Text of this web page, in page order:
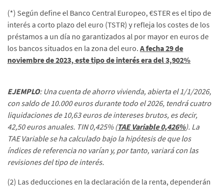
(*) Según define el Banco Central Europeo, €STER es el tipo de
interés a corto plazo del euro (TSTR) y refleja los costes de los
préstamos a un día no garantizados al por mayor en euros de
los bancos situados en la zona del euro. A fecha 29 de
noviembre de 2023, este tipo de interés era del 3,902%
EJEMPLO: Una cuenta de ahorro vivienda, abierta el 1/1/2026,
con saldo de 10.000 euros durante todo el 2026, tendrá cuatro
liquidaciones de 10,63 euros de intereses brutos, es decir,
42,50 euros anuales. TIN 0,425% (TAE Variable 0,426%). La
TAE Variable se ha calculado bajo la hipótesis de que los
índices de referencia no varían y, por tanto, variará con las
revisiones del tipo de interés.
(2) Las deducciones en la declaración de la renta, dependerán